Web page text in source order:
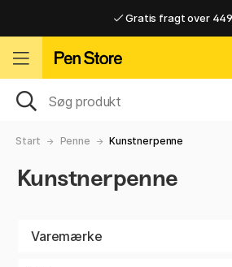
Gratis fragt over
Hurtigt til dør eller
Hurtigt til dør eller
Start Penne Kunstnerpenne
Kunstnerpenne
Varemærke